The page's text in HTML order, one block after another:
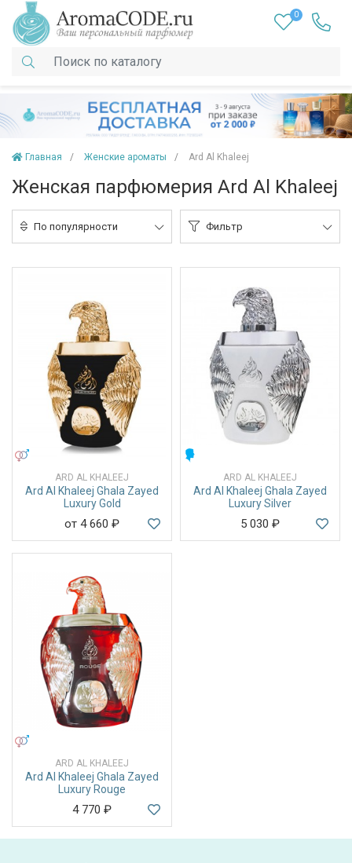
0
Главная Женские ароматы Ard Al Khaleej
Женская парфюмерия Ard Al Khaleej
По популярности Фильтр
УНИСЕКС
ARD AL KHALEEJ
Ard Al Khaleej Ghala Zayed
Luxury Gold
от 4 660 ₽
ARD AL KHALEEJ
Ard Al Khaleej Ghala Zayed
Luxury Silver
5 030 ₽
ARD AL KHALEEJ
Ard Al Khaleej Ghala Zayed
Luxury Rouge
4 770 ₽